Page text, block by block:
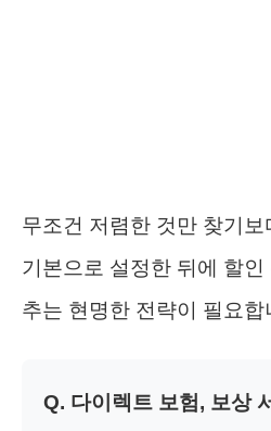
무조건 저렴한 것만 찾기
기본으로 설정한 뒤에 할
추는 현명한 전략이 필요합
Q. 다이렉트 보험, 보상